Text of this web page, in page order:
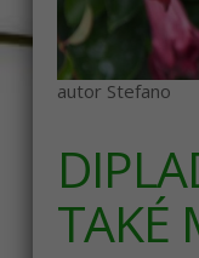
autor Stefano
TAKÉ